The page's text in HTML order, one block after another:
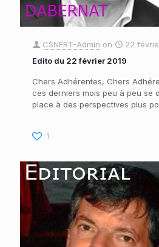
CSNERT-Admin on
22
Edito du 22 février 2019
Chers Adhérentes, Chers
ces derniers mois peu à peu se
place à des perspectives plus
1